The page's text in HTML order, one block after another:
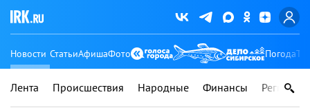
Новости СтатьиАфишаФото Погода
Лента Происшествия Народные Финансы Регионы